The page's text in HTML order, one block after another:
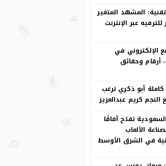
المشهد المتغير
للترفيه عبر الإنترنت
الإلكتروني في
أرقام وحقائق
كاملة أبو ذكري ترغب
النجم كريم عبدالعزيز
تفتح آفاقًا
الألعاب
في الشرق الأوسط